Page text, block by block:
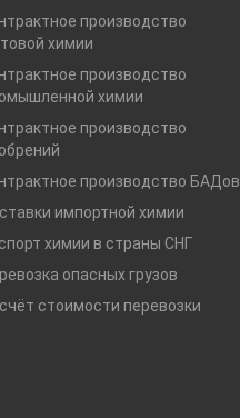
производство
химии
производство
химии
производство
производство БАДов
импортной химии
химии в страны СНГ
опасных грузов
стоимости перевозки